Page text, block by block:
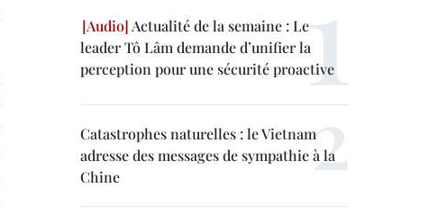
Actualité de la semaine : Le
leader Tô Lâm demande d’unifier la
perception pour une sécurité proactive
Catastrophes naturelles : le Vietnam
adresse des messages de sympathie à la
Chine